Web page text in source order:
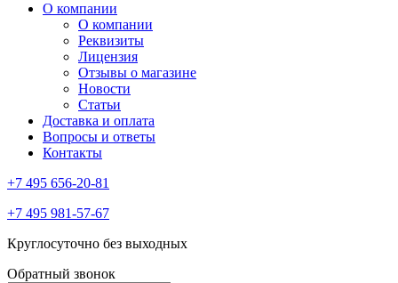
О компании
О компании
Реквизиты
Лицензия
Отзывы о магазине
Новости
Статьи
Доставка и оплата
Вопросы и ответы
Контакты
+7 495 656-20-81
+7 495 981-57-67
Круглосуточно без выходных
Обратный звонок